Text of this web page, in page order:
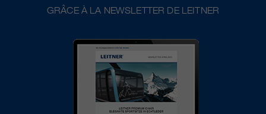
GRÂCE À LA NEWSLETTER DE LEITNER